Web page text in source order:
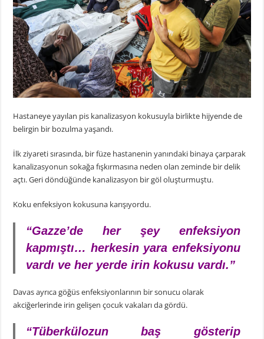
Hastaneye yayılan pis kanalizasyon kokusuyla birlikte hijyende de
belirgin bir bozulma yaşandı.
İlk ziyareti sırasında, bir füze hastanenin yanındaki binaya çarparak
kanalizasyonun sokağa fışkırmasına neden olan zeminde bir delik
açtı. Geri döndüğünde kanalizasyon bir göl oluşturmuştu.
Koku enfeksiyon kokusuna karışıyordu.
“Gazze’de her şey enfeksiyon
kapmıştı… herkesin yara enfeksiyonu
vardı ve her yerde irin kokusu vardı.”
Davas ayrıca göğüs enfeksiyonlarının bir sonucu olarak
akciğerlerinde irin gelişen çocuk vakaları da gördü.
“Tüberkülozun baş gösterip